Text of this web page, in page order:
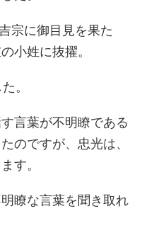
宗に御目見を果た
小姓に抜擢。
。
言葉が不明瞭である
のですが、忠光は、
す。
瞭な言葉を聞き取れ